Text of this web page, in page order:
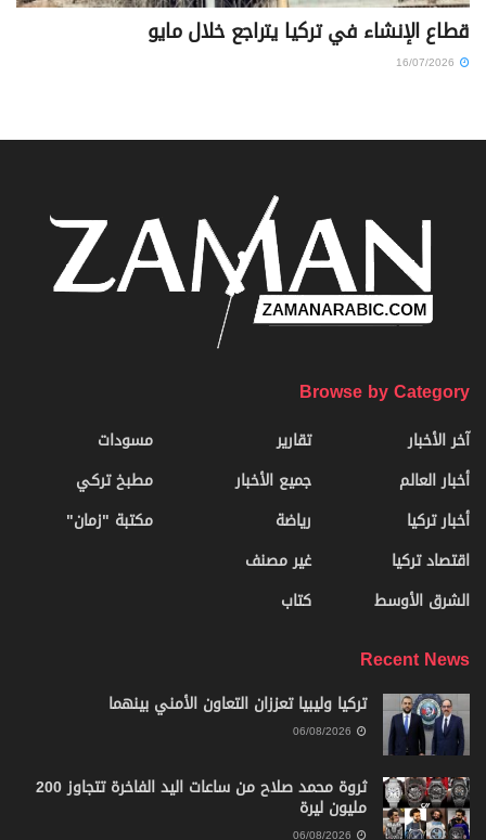
قطاع الإنشاء في تركيا يتراجع خلال مايو
Browse by Category
آخر الأخبار
أخبار العالم
أخبار تركيا
اقتصاد تركيا
الشرق الأوسط
تقارير
جميع الأخبار
رياضة
غير مصنف
كتاب
مسودات
مطبخ تركي
مكتبة "زمان"
Recent News
تركيا وليبيا تعززان التعاون الأمني بينهما
ثروة محمد صلاح من ساعات اليد الفاخرة تتجاوز 200
مليون ليرة